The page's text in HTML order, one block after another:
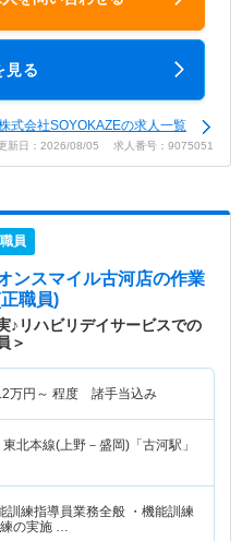
見る
式会社SOYOKAZEの求人一覧
新日：2026/08/05 求人番号：9075051
員
ンスマイル古河店の作業
職員)
♪リハビリデイサービスでの
＞
万円～ 程度 諸手当込み
東北本線(上野－盛岡)「古河駅」
訓練指導員業務全般 ・機能訓練
の実施 …